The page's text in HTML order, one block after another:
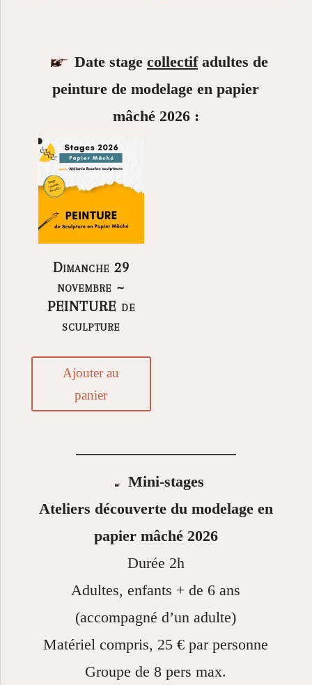
Date stage collectifadultes de
peinture de modelage en papier
mâché 2026 :
Dimanche 29
novembre ~
PEINTURE de
sculpture
Ajouter au
panier
Mini-stages
Ateliers découverte du modelage en
papier mâché 2026
Durée 2h
Adultes, enfants + de 6 ans
(accompagné d’un adulte)
Matériel compris, 25 € par personne
Groupe de 8 pers max.